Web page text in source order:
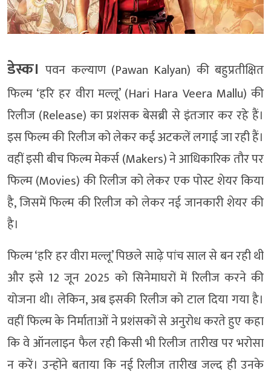
डेस्क। पवन कल्याण (Pawan Kalyan) की बहुप्रतीक्षित
फिल्म ‘हरि हर वीरा मल्लू’ (Hari Hara Veera Mallu) की
रिलीज (Release) का प्रशंसक बेसब्री से इंतजार कर रहे हैं।
इस फिल्म की रिलीज को लेकर कई अटकलें लगाई जा रही हैं।
वहीं इसी बीच फिल्म मेकर्स (Makers) ने आधिकारिक तौर पर
फिल्म (Movies) की रिलीज को लेकर एक पोस्ट शेयर किया
है, जिसमें फिल्म की रिलीज को लेकर नई जानकारी शेयर की
है।
फिल्म ‘हरि हर वीरा मल्लू’ पिछले साढ़े पांच साल से बन रही थी
और इसे 12 जून 2025 को सिनेमाघरों में रिलीज करने की
योजना थी। लेकिन, अब इसकी रिलीज को टाल दिया गया है।
वहीं फिल्म के निर्माताओं ने प्रशंसकों से अनुरोध करते हुए कहा
कि वे ऑनलाइन फैल रही किसी भी रिलीज तारीख पर भरोसा
न करें। उन्होंने बताया कि नई रिलीज तारीख जल्द ही उनके